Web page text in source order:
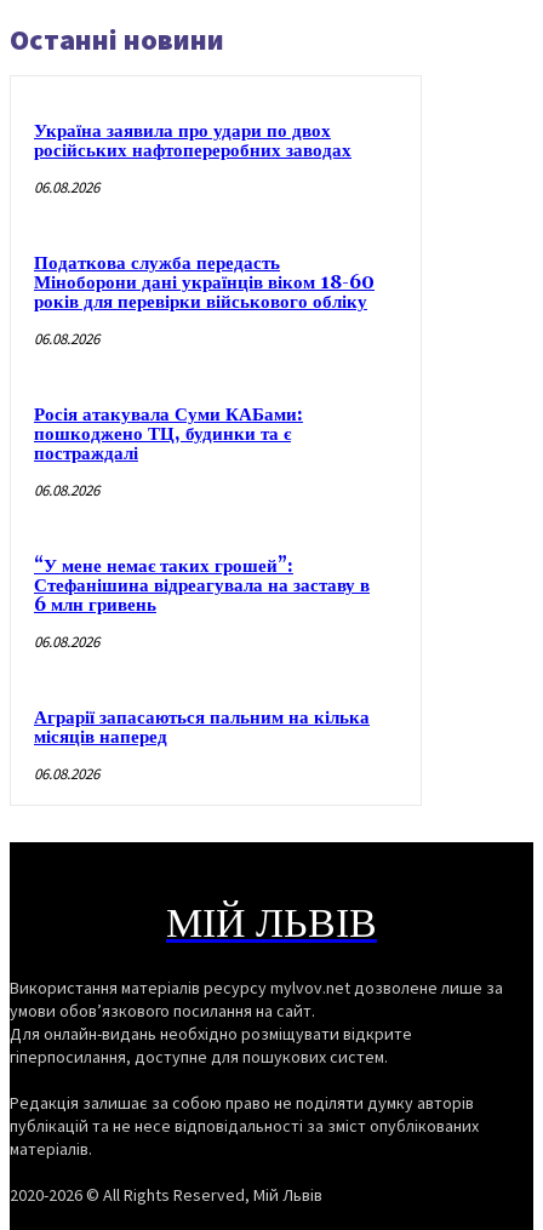
Останні новини
Україна заявила про удари по двох
російських нафтопереробних заводах
06.08.2026
Податкова служба передасть
Міноборони дані українців віком 18-60
років для перевірки військового обліку
06.08.2026
Росія атакувала Суми КАБами:
пошкоджено ТЦ, будинки та є
постраждалі
06.08.2026
“У мене немає таких грошей”:
Стефанішина відреагувала на заставу в
6 млн гривень
06.08.2026
Аграрії запасаються пальним на кілька
місяців наперед
06.08.2026
МІЙ ЛЬВІВ
Використання матеріалів ресурсу mylvov.net дозволене лише за
умови обов’язкового посилання на сайт.
Для онлайн-видань необхідно розміщувати відкрите
гіперпосилання, доступне для пошукових систем.
Редакція залишає за собою право не поділяти думку авторів
публікацій та не несе відповідальності за зміст опублікованих
матеріалів.
2020-2026 © All Rights Reserved, Мій Львів